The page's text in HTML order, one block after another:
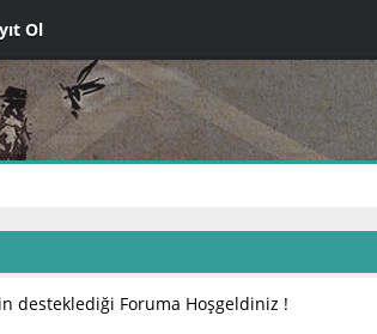
Ol
desteklediği Foruma Hoşgeldiniz !